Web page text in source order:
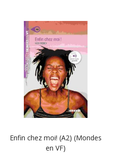
Enfin chez moi! (A2) (Mondes
en VF)